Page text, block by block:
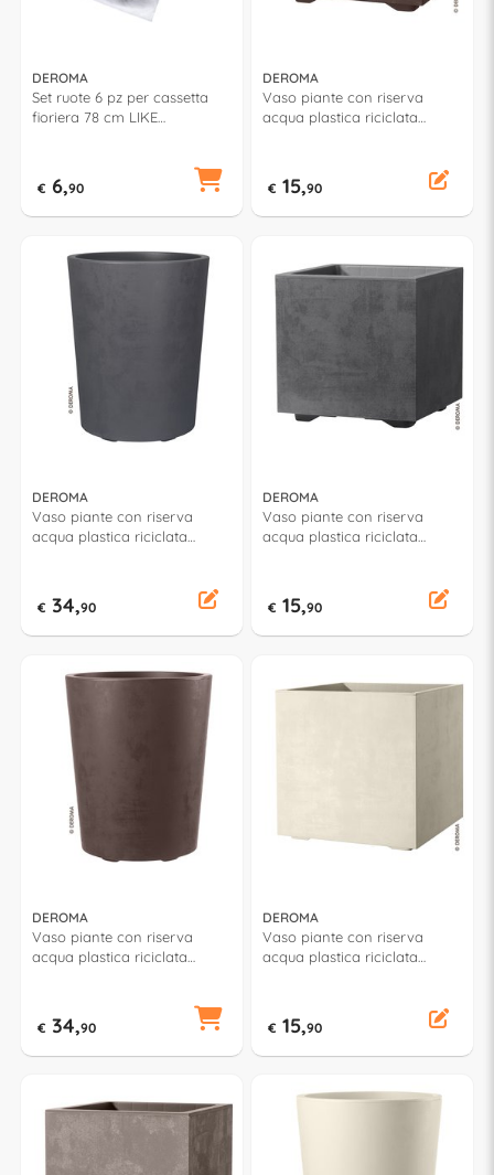
DEROMA
Set ruote 6 pz per cassetta
fioriera 78 cm LIKE
€ 6,90
DEROMA
Vaso piante con riserva
acqua plastica riciclata
9H82ZSZ216
€ 15,90
DEROMA
Vaso piante con riserva
acqua plastica riciclata
€ 34,90
DEROMA
Vaso piante con riserva
acqua plastica riciclata
9H824SZ
€ 15,90
DEROMA
Vaso piante con riserva
acqua plastica riciclata
€ 34,90
DEROMA
Vaso piante con riserva
acqua plastica riciclata
€ 15,90